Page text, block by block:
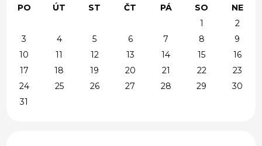
PO ÚT ST ČT PÁ SO
NE
1
2
3
4 5 6 7 8
9
10
11 12 13 14 15
16
17
18 19 20 21 22
23
24
25 26 27 28 29
30
31